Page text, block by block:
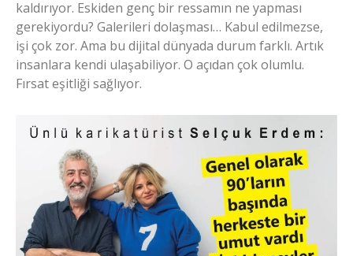
kaldırıyor. Eskiden genç bir ressamın ne yapması
gerekiyordu? Galerileri dolaşması… Kabul edilmezse,
işi çok zor. Ama bu dijital dünyada durum farklı. Artık
insanlara kendi ulaşabiliyor. O açıdan çok olumlu.
Fırsat eşitliği sağlıyor.